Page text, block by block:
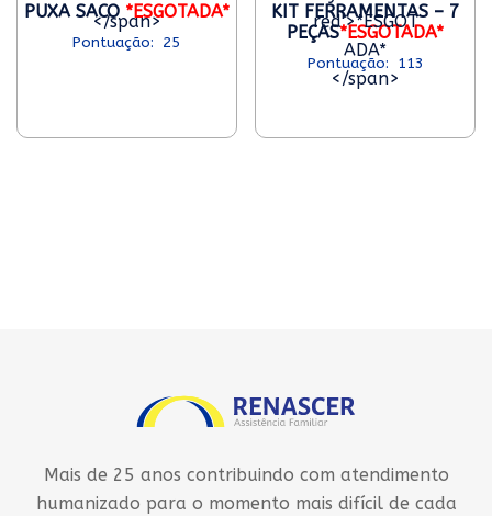
PUXA SACO *ESGOTADA*
25
KIT FERRAMENTAS – 7
PEÇAS*ESGOTADA*
113
Mais de 25 anos contribuindo com atendimento
humanizado para o momento mais difícil de cada